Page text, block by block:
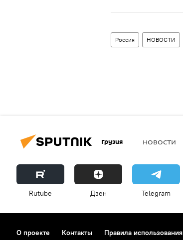
Россия НОВОСТИ
Грузия НОВОСТИ
Rutube Дзен Telegram
О проекте Контакты Правила использования